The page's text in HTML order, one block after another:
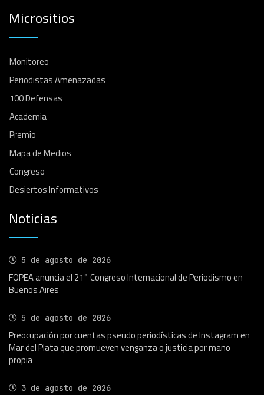
Micrositios
Monitoreo
Periodistas Amenazadas
100 Defensas
Academia
Premio
Mapa de Medios
Congreso
Desiertos Informativos
Noticias
5 de agosto de 2026
FOPEA anuncia el 21° Congreso Internacional de Periodismo en
Buenos Aires
5 de agosto de 2026
Preocupación por cuentas pseudo periodísticas de Instagram en
Mar del Plata que promueven venganza o justicia por mano
propia
3 de agosto de 2026